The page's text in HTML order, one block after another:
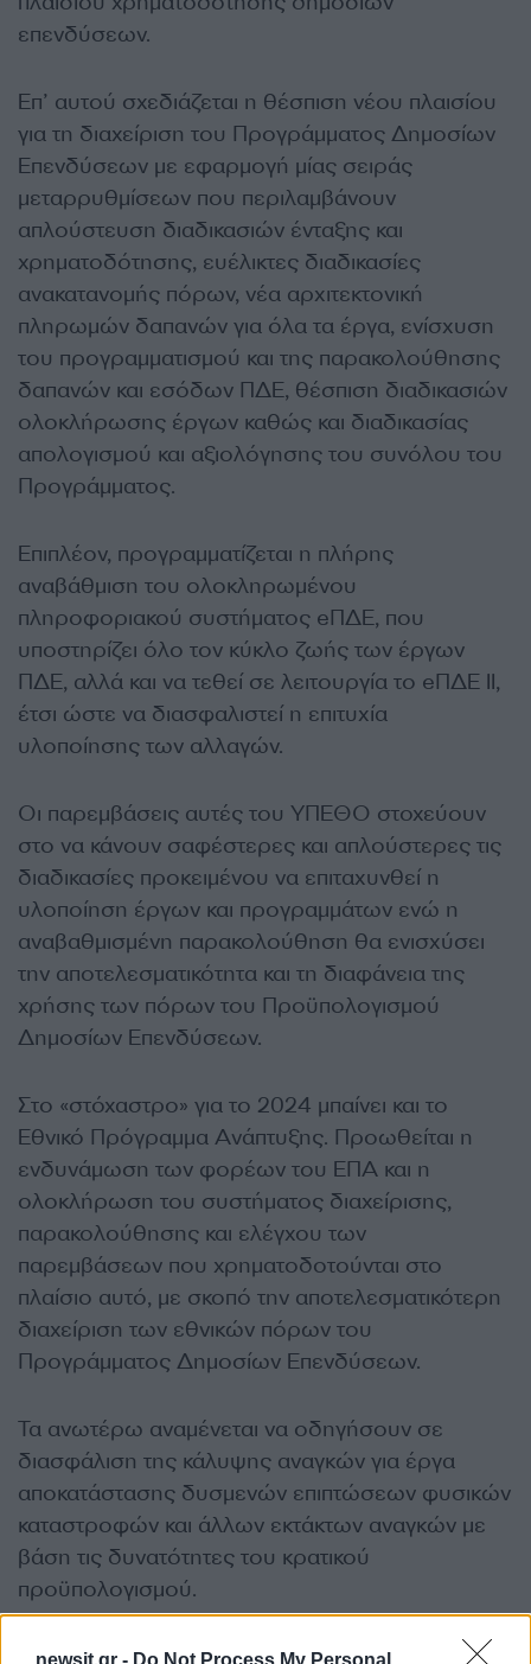
newsit.gr - Do Not Process My Personal
επενδύσεων.
Επ’ αυτού σχεδιάζεται η θέσπιση νέου πλαισίου
για τη διαχείριση του Προγράμματος Δημοσίων
Επενδύσεων με εφαρμογή μίας σειράς
μεταρρυθμίσεων που περιλαμβάνουν
απλούστευση διαδικασιών ένταξης και
χρηματοδότησης, ευέλικτες διαδικασίες
ανακατανομής πόρων, νέα αρχιτεκτονική
πληρωμών δαπανών για όλα τα έργα, ενίσχυση
του προγραμματισμού και της παρακολούθησης
δαπανών και εσόδων ΠΔΕ, θέσπιση διαδικασιών
ολοκλήρωσης έργων καθώς και διαδικασίας
απολογισμού και αξιολόγησης του συνόλου του
Προγράμματος.
Επιπλέον, προγραμματίζεται η πλήρης
αναβάθμιση του ολοκληρωμένου
πληροφοριακού συστήματος eΠΔΕ, που
υποστηρίζει όλο τον κύκλο ζωής των έργων
ΠΔΕ, αλλά και να τεθεί σε λειτουργία το eΠΔΕ ΙΙ,
έτσι ώστε να διασφαλιστεί η επιτυχία
υλοποίησης των αλλαγών.
Οι παρεμβάσεις αυτές του ΥΠΕΘΟ στοχεύουν
στο να κάνουν σαφέστερες και απλούστερες τις
διαδικασίες προκειμένου να επιταχυνθεί η
υλοποίηση έργων και προγραμμάτων ενώ η
αναβαθμισμένη παρακολούθηση θα ενισχύσει
την αποτελεσματικότητα και τη διαφάνεια της
χρήσης των πόρων του Προϋπολογισμού
Δημοσίων Επενδύσεων.
Στο «στόχαστρο» για το 2024 μπαίνει και το
Εθνικό Πρόγραμμα Ανάπτυξης. Προωθείται η
ενδυνάμωση των φορέων του ΕΠΑ και η
ολοκλήρωση του συστήματος διαχείρισης,
παρακολούθησης και ελέγχου των
παρεμβάσεων που χρηματοδοτούνται στο
πλαίσιο αυτό, με σκοπό την αποτελεσματικότερη
διαχείριση των εθνικών πόρων του
Προγράμματος Δημοσίων Επενδύσεων.
Τα ανωτέρω αναμένεται να οδηγήσουν σε
διασφάλιση της κάλυψης αναγκών για έργα
αποκατάστασης δυσμενών επιπτώσεων φυσικών
καταστροφών και άλλων εκτάκτων αναγκών με
βάση τις δυνατότητες του κρατικού
προϋπολογισμού.
Τέλος, από το ΥΠΕΘΟ, δρομολογείται η